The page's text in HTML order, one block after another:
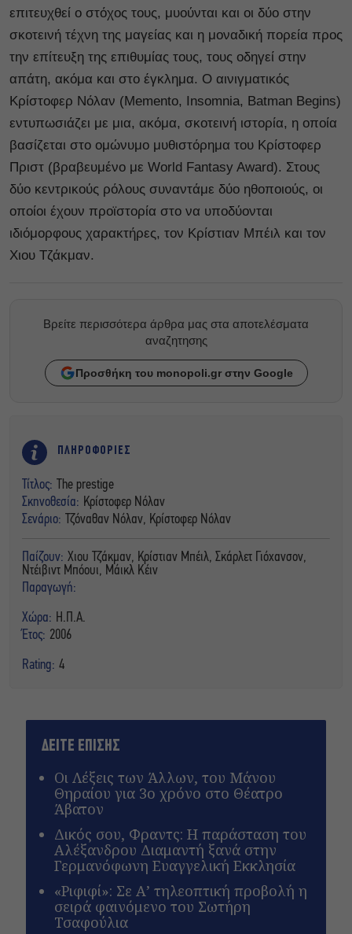
επιτευχθεί ο στόχος τους, μυούνται και οι δύο στην
σκοτεινή τέχνη της μαγείας και η μοναδική πορεία προς
την επίτευξη της επιθυμίας τους, τους οδηγεί στην
απάτη, ακόμα και στο έγκλημα. Ο αινιγματικός
Κρίστοφερ Νόλαν (Memento, Insomnia, Batman Begins)
εντυπωσιάζει με μια, ακόμα, σκοτεινή ιστορία, η οποία
βασίζεται στο ομώνυμο μυθιστόρημα του Κρίστοφερ
Πριστ (βραβευμένο με World Fantasy Award). Στους
δύο κεντρικούς ρόλους συναντάμε δύο ηθοποιούς, οι
οποίοι έχουν προϊστορία στο να υποδύονται
ιδιόμορφους χαρακτήρες, τον Κρίστιαν Μπέιλ και τον
Χιου Τζάκμαν.
Βρείτε περισσότερα άρθρα μας στα αποτελέσματα
αναζητησης
Προσθήκη του monopoli.gr στην Google
ΠΛΗΡΟΦΟΡΙΕΣ
Τίτλος:
The prestige
Σκηνοθεσία: Κρίστοφερ Νόλαν
Σενάριο:
Τζόναθαν Νόλαν, Κρίστοφερ Νόλαν
Παίζουν: Χιου Τζάκμαν, Κρίστιαν Μπέιλ, Σκάρλετ Γιόχανσον,
Ντέιβιντ Μπόουι, Μάικλ Κέιν
Παραγωγή:
Χώρα: Η.Π.Α.
Έτος: 2006
Rating: 4
ΔΕΙΤΕ ΕΠΙΣΗΣ
Οι Λέξεις των Άλλων, του Μάνου
Θηραίου για 3ο χρόνο στο Θέατρο
Άβατον
Δικός σου, Φραντς: Η παράσταση του
Αλέξανδρου Διαμαντή ξανά στην
Γερμανόφωνη Ευαγγελική Εκκλησία
«Ριφιφί»: Σε Α’ τηλεοπτική προβολή η
σειρά φαινόμενο του Σωτήρη
Τσαφούλια